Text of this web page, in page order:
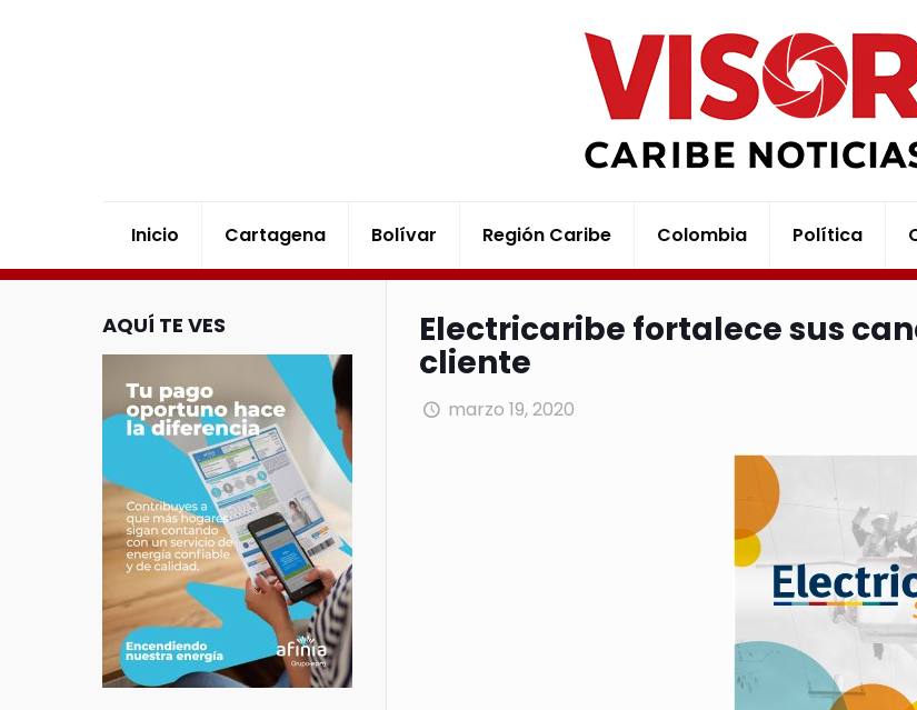
Inicio Cartagena Bolívar Región Caribe Colombia Política
Electricaribe fortalece sus
cliente
marzo 19, 2020
AQUÍ TE VES